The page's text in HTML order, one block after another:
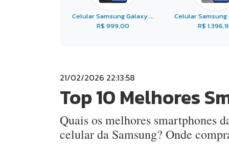
Celular Samsung Galaxy ...
R$ 999,00
Celular Samsung
R$
21/02/2026 22:13:58
Top 10 Melhores
Quais os melhores smartphones
celular da Samsung? Onde